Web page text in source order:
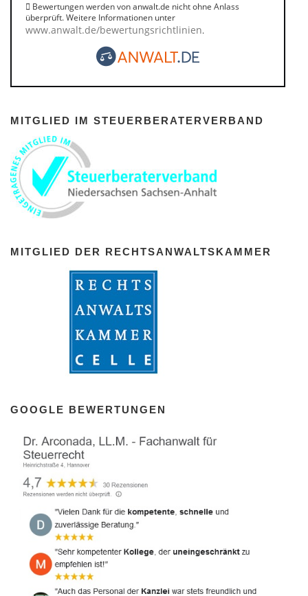
Bewertungen werden von anwalt.de nicht ohne Anlass
überprüft. Weitere Informationen unter
www.anwalt.de/bewertungsrichtlinien.
MITGLIED IM STEUERBERATERVERBAND
MITGLIED DER RECHTSANWALTSKAMMER
GOOGLE BEWERTUNGEN